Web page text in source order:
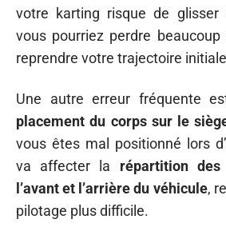
votre karting risque de
vous pourriez perdre
reprendre votre trajectoire
Une autre erreur fréquente
placement du corps sur le
vous êtes mal positionné lors
va affecter la répartition
l’avant et l’arrière du véhicule,
pilotage plus difficile.